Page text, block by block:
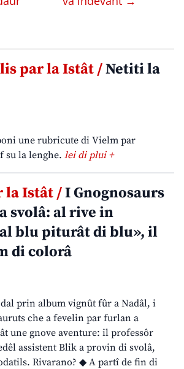
par la Istât /Netiti la
une rubricute di Vielm par
su la lenghe. lei di plui +
la Istât /I Gnognosaurs
svolâ: al rive in
blu piturât di blu», il
di colorâ
dal prin album vignût fûr a Nadâl, i
che a fevelin par furlan a
une gnove aventure: il professôr
assistent Blik a provin di svolâ,
Rivarano? ◆ A partî de fin di